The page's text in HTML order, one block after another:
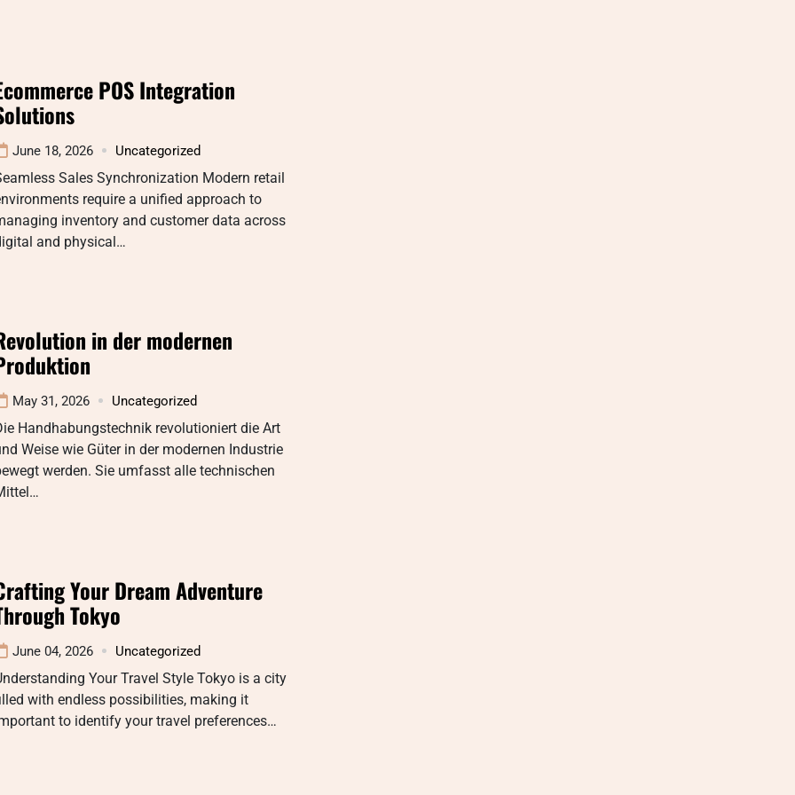
POS Integration
June 18, 2026 Uncategorized
Sales Synchronization Modern retail
require a unified approach to
inventory and customer data across
and physical…
in der modernen
May 31, 2026 Uncategorized
Handhabungstechnik revolutioniert die Art
Weise wie Güter in der modernen Industrie
werden. Sie umfasst alle technischen
Your Dream Adventure
Tokyo
June 04, 2026 Uncategorized
Your Travel Style Tokyo is a city
with endless possibilities, making it
to identify your travel preferences…